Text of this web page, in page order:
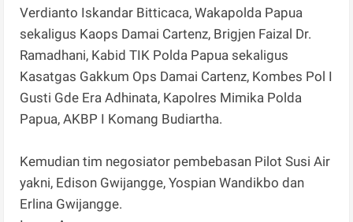
Verdianto Iskandar Bitticaca, Wakapolda Papua
sekaligus Kaops Damai Cartenz, Brigjen Faizal Dr.
Ramadhani, Kabid TIK Polda Papua sekaligus
Kasatgas Gakkum Ops Damai Cartenz, Kombes Pol I
Gusti Gde Era Adhinata, Kapolres Mimika Polda
Papua, AKBP I Komang Budiartha.
Kemudian tim negosiator pembebasan Pilot Susi Air
yakni, Edison Gwijangge, Yospian Wandikbo dan
Erlina Gwijangge.